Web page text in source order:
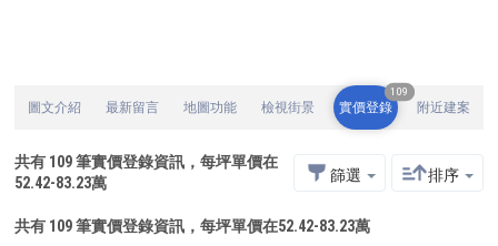
圖文介紹 最新留言 地圖功能 檢視街景 實價登錄
109
附近建案
共有 109筆實價登錄資訊，每坪單價在
52.42-83.23萬 篩選 排序
共有 109 筆實價登錄資訊，每坪單價在52.42-83.23萬